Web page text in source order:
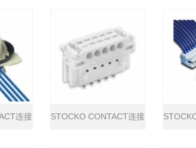
连接 STOCKO CONTACT连接